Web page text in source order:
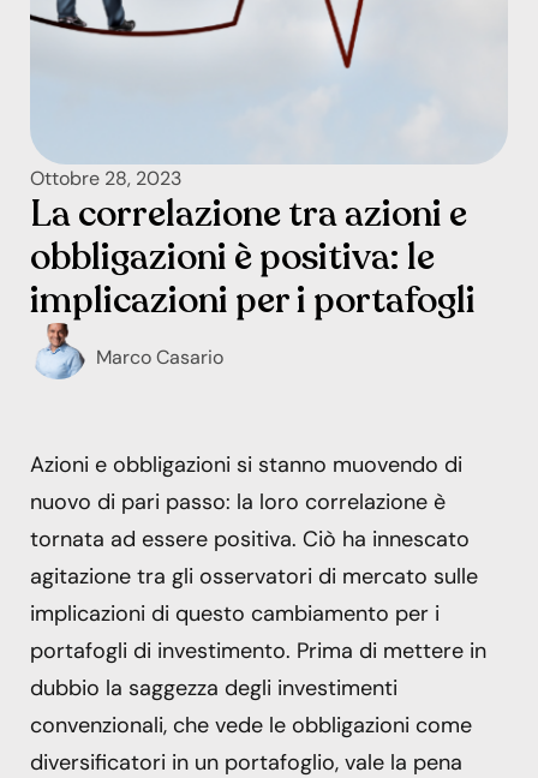
Ottobre 28, 2023
La correlazione tra azioni e
obbligazioni è positiva: le
implicazioni per i portafogli
Marco Casario
Azioni e obbligazioni si stanno muovendo di
nuovo di pari passo: la loro correlazione è
tornata ad essere positiva. Ciò ha innescato
agitazione tra gli osservatori di mercato sulle
implicazioni di questo cambiamento per i
portafogli di investimento. Prima di mettere in
dubbio la saggezza degli investimenti
convenzionali, che vede le obbligazioni come
diversificatori in un portafoglio, vale la pena